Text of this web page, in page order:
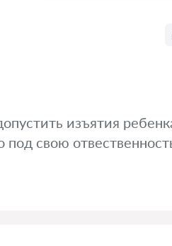
изъятия
под свою